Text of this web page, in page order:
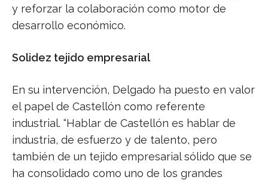
y reforzar la colaboración como motor de
desarrollo económico.
Solidez tejido empresarial
En su intervención, Delgado ha puesto en valor
el papel de Castellón como referente
industrial. “Hablar de Castellón es hablar de
industria, de esfuerzo y de talento, pero
también de un tejido empresarial sólido que se
ha consolidado como uno de los grandes